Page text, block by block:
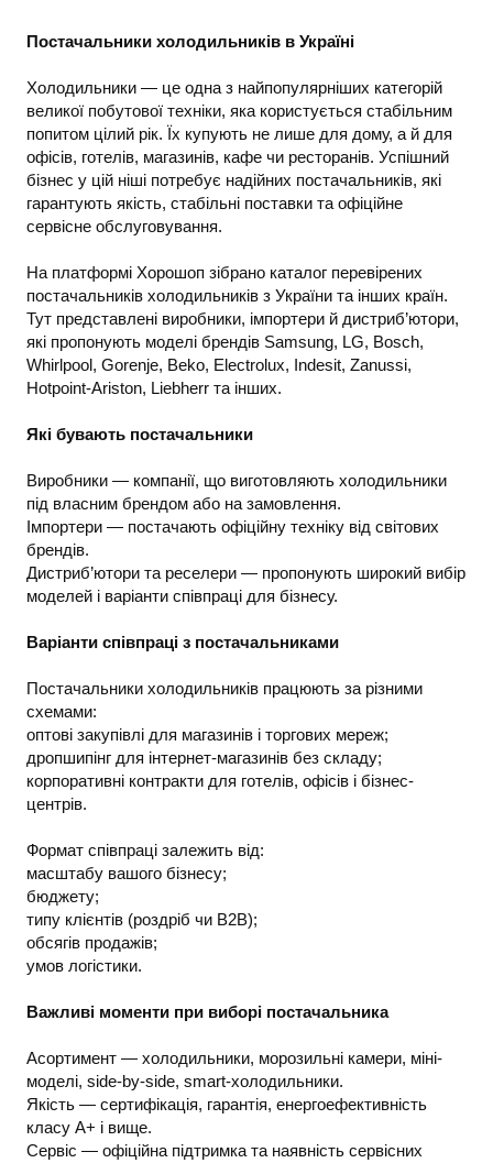
Постачальники холодильників в Україні
Холодильники — це одна з найпопулярніших категорій
великої побутової техніки, яка користується стабільним
попитом цілий рік. Їх купують не лише для дому, а й для
офісів, готелів, магазинів, кафе чи ресторанів. Успішний
бізнес у цій ніші потребує надійних постачальників, які
гарантують якість, стабільні поставки та офіційне
сервісне обслуговування.
На платформі Хорошоп зібрано каталог перевірених
постачальників холодильників з України та інших країн.
Тут представлені виробники, імпортери й дистриб’ютори,
які пропонують моделі брендів Samsung, LG, Bosch,
Whirlpool, Gorenje, Beko, Electrolux, Indesit, Zanussi,
Hotpoint-Ariston, Liebherr та інших.
Які бувають постачальники
Виробники — компанії, що виготовляють холодильники
під власним брендом або на замовлення.
Імпортери — постачають офіційну техніку від світових
брендів.
Дистриб’ютори та реселери — пропонують широкий вибір
моделей і варіанти співпраці для бізнесу.
Варіанти співпраці з постачальниками
Постачальники холодильників працюють за різними
схемами:
оптові закупівлі для магазинів і торгових мереж;
дропшипінг для інтернет-магазинів без складу;
корпоративні контракти для готелів, офісів і бізнес-
центрів.
Формат співпраці залежить від:
масштабу вашого бізнесу;
бюджету;
типу клієнтів (роздріб чи B2B);
обсягів продажів;
умов логістики.
Важливі моменти при виборі постачальника
Асортимент — холодильники, морозильні камери, міні-
моделі, side-by-side, smart-холодильники.
Якість — сертифікація, гарантія, енергоефективність
класу А+ і вище.
Сервіс — офіційна підтримка та наявність сервісних